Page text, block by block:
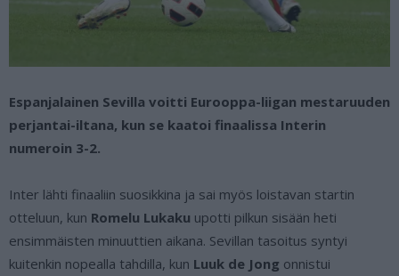
Espanjalainen Sevilla voitti Eurooppa-liigan mestaruuden
perjantai-iltana, kun se kaatoi finaalissa Interin
numeroin 3-2.
Inter lähti finaaliin suosikkina ja sai myös loistavan startin
otteluun, kun Romelu Lukaku upotti pilkun sisään heti
ensimmäisten minuuttien aikana. Sevillan tasoitus syntyi
kuitenkin nopealla tahdilla, kun Luuk de Jong onnistui